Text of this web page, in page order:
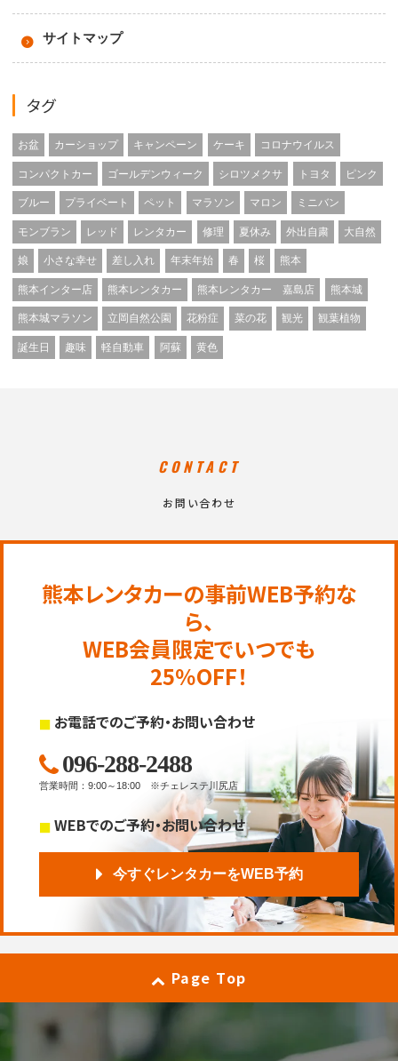
サイトマップ
タグ
お盆 カーショップ キャンペーン ケーキ コロナウイルス
コンパクトカー ゴールデンウィーク シロツメクサ トヨタ ピンク
ブルー プライベート ペット マラソン マロン ミニバン
モンブラン レッド レンタカー 修理 夏休み 外出自粛 大自然
娘 小さな幸せ 差し入れ 年末年始 春 桜 熊本
熊本インター店 熊本レンタカー 熊本レンタカー 嘉島店 熊本城
熊本城マラソン 立岡自然公園 花粉症 菜の花 観光 観葉植物
誕生日 趣味 軽自動車 阿蘇 黄色
CONTACT
お問い合わせ
熊本レンタカーの事前WEB予約な
ら、
WEB会員限定でいつでも
25％OFF！
お電話でのご予約・お問い合わせ
096-288-2488
営業時間 ： 9:00～18:00 ※チェレステ川尻店
WEBでのご予約・お問い合わせ
今すぐレンタカーをWEB予約
Page Top